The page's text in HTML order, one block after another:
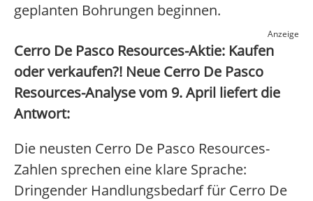
geplanten Bohrungen beginnen.
Anzeige
Cerro De Pasco Resources-Aktie: Kaufen
oder verkaufen?! Neue Cerro De Pasco
Resources-Analyse vom 9. April liefert die
Antwort:
Die neusten Cerro De Pasco Resources-
Zahlen sprechen eine klare Sprache:
Dringender Handlungsbedarf für Cerro De